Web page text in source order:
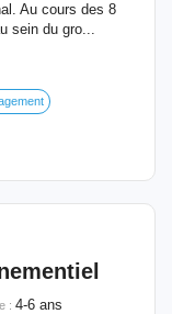
Au cours des 8
sein du gro...
: 4-6 ans